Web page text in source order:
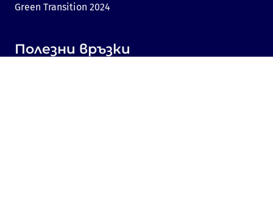
Green Transition 2024
Полезни връзки